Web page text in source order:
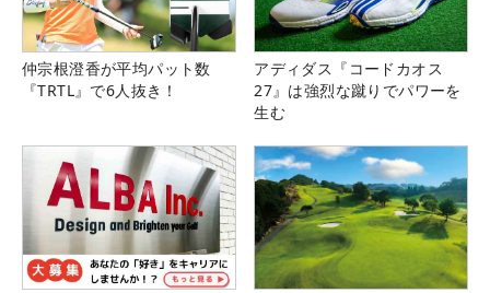
仲宗根澄香が平均パット数
『TRTL』で6人抜き！
アディダス『コードカオス
27』は強烈な蹴りでパワーを
生む